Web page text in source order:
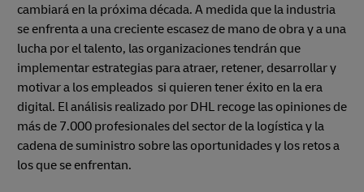
cambiará en la próxima década. A medida que la industria
se enfrenta a una creciente escasez de mano de obra y a una
lucha por el talento, las organizaciones tendrán que
implementar estrategias para atraer, retener, desarrollar y
motivar a los empleados si quieren tener éxito en la era
digital. El análisis realizado por DHL recoge las opiniones de
más de 7.000 profesionales del sector de la logística y la
cadena de suministro sobre las oportunidades y los retos a
los que se enfrentan.